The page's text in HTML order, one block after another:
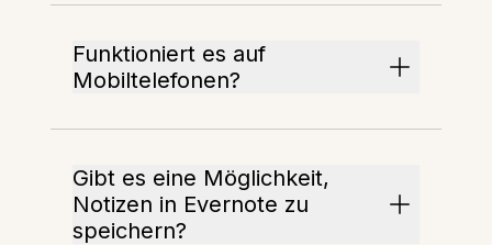
Funktioniert es auf
Mobiltelefonen?
Gibt es eine Möglichkeit,
Notizen in Evernote zu
speichern?